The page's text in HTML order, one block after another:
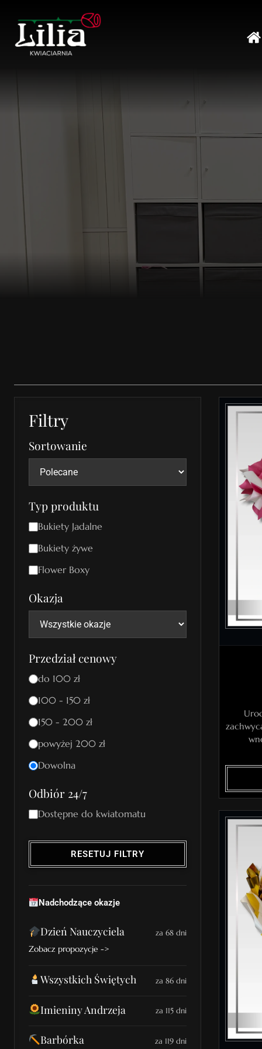
Filtry
Sortowanie
Typ produktu
Bukiety Jadalne
Bukiety żywe
Flower Boxy
Okazja
Przedział cenowy
do 100 zł
100 - 150 zł
150 - 200 zł
powyżej 200 zł
Dowolna
Odbiór 24/7
Dostępne do kwiatomatu
RESETUJ FILTRY
Nadchodzące okazje
Dzień Nauczyciela za 68 dni
Zobacz propozycje ->
Wszystkich Świętych za 86 dni
Imieniny Andrzeja za 115 dni
Barbórka za 119 dni